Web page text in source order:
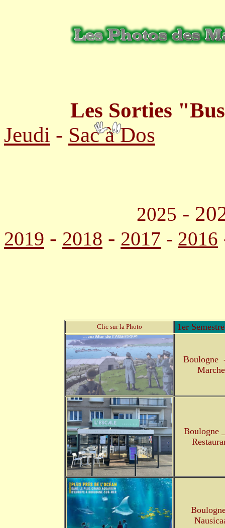
Les Sorties
Jeudi - Sac à Dos
2025 -
2019 - 2018 - 2017 - 2016
Clic sur la Photo 1er
Boulogne
Marche
Boulogne